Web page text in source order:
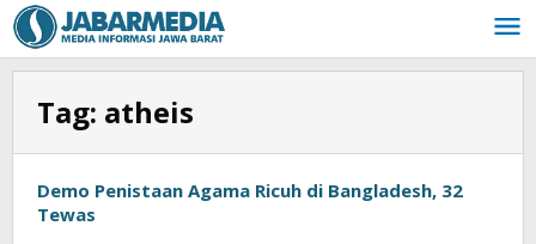
Skip
to
content
Tag: atheis
Demo Penistaan Agama Ricuh di Bangladesh, 32
Tewas